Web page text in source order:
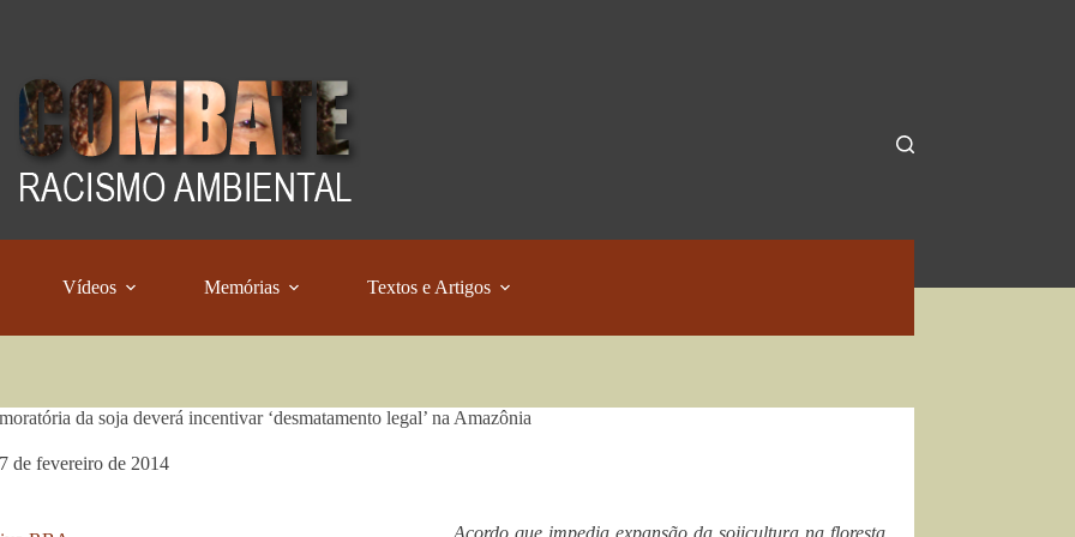
Vídeos Memórias Textos e Artigos
da soja deverá incentivar ‘desmatamento legal’ na Amazônia
de fevereiro de 2014
Acordo que impedia expansão da sojicultura na floresta